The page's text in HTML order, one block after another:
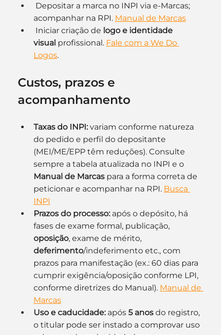
Depositar a marca no INPI via e-Marcas;
acompanhar na RPI. Manual de Marcas
Iniciar criação de logo e identidade
visual profissional. Fale com a We Do
Logos.
Custos, prazos e
acompanhamento
Taxas do INPI: variam conforme natureza
do pedido e perfil do depositante
(MEI/ME/EPP têm reduções). Consulte
sempre a tabela atualizada no INPI e o
Manual de Marcas para a forma correta de
peticionar e acompanhar na RPI. Busca
INPI
Prazos do processo: após o depósito, há
fases de exame formal, publicação,
oposição, exame de mérito,
deferimento/indeferimento etc., com
prazos para manifestação (ex.: 60 dias para
cumprir exigência/oposição conforme LPI,
conforme diretrizes do Manual). Manual de
Marcas
Uso e caducidade: após 5 anos do registro,
o titular pode ser instado a comprovar uso